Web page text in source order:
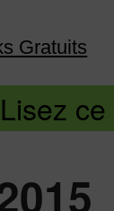
Gratuits
ce